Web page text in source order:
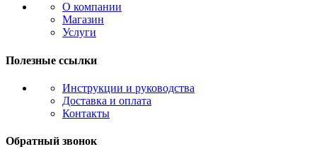
О компании
Магазин
Услуги
Полезные ссылки
Инструкции и руководства
Доставка и оплата
Контакты
Обратный звонок